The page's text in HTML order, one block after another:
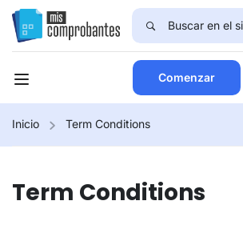
Comenzar
Inicio Term Conditions
Term Conditions